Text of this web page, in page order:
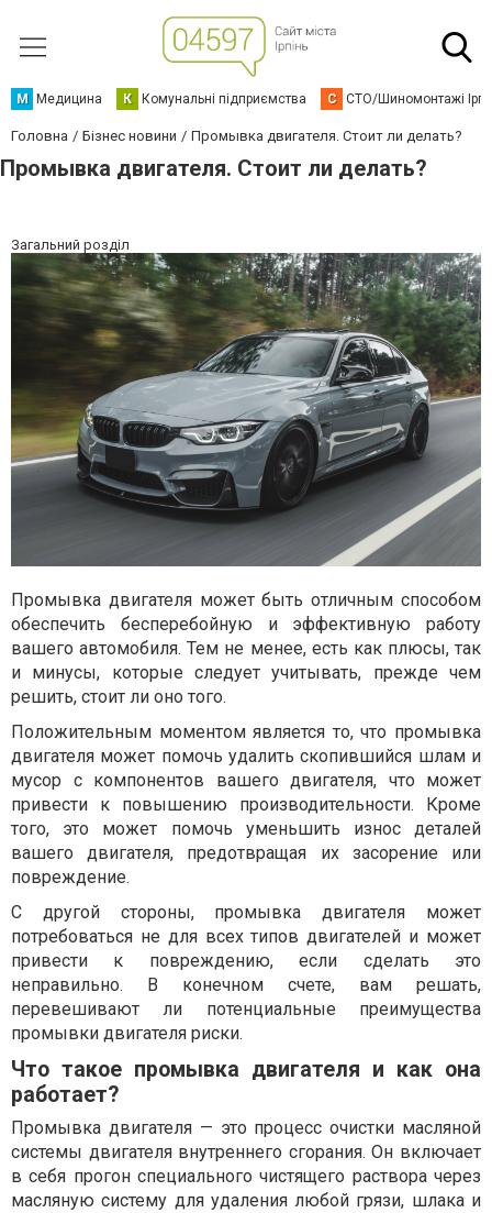
М Медицина К Комунальні підприємства С СТО/Шиномонтажі
Головна Бізнес новини Промывка двигателя. Стоит ли делать?
Промывка двигателя. Стоит ли делать?
Загальний розділ
Промывка двигателя может быть отличным способом
обеспечить бесперебойную и эффективную работу
вашего автомобиля. Тем не менее, есть как плюсы, так
и минусы, которые следует учитывать, прежде чем
решить, стоит ли оно того.
Положительным моментом является то, что промывка
двигателя может помочь удалить скопившийся шлам и
мусор с компонентов вашего двигателя, что может
привести к повышению производительности. Кроме
того, это может помочь уменьшить износ деталей
вашего двигателя, предотвращая их засорение или
повреждение.
С другой стороны, промывка двигателя может
потребоваться не для всех типов двигателей и может
привести к повреждению, если сделать это
неправильно. В конечном счете, вам решать,
перевешивают ли потенциальные преимущества
промывки двигателя риски.
Что такое промывка двигателя и как она
работает?
Промывка двигателя — это процесс очистки масляной
системы двигателя внутреннего сгорания. Он включает
в себя прогон специального чистящего раствора через
масляную систему для удаления любой грязи, шлака и